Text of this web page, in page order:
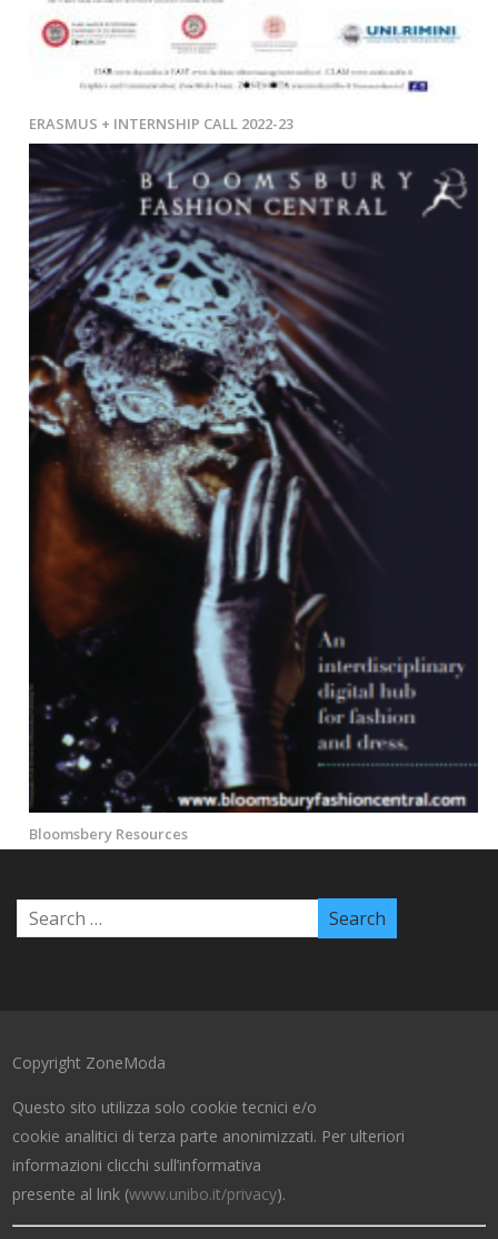
ERASMUS + INTERNSHIP CALL 2022-23
Bloomsbery Resources
Copyright ZoneModa
Questo sito utilizza solo cookie tecnici e/o
cookie analitici di terza parte anonimizzati. Per ulteriori
informazioni clicchi sull’informativa
presente al link (www.unibo.it/privacy).